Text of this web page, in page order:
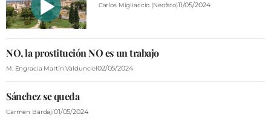
Carlos Migliaccio (Neofato)11/05/2024
NO, la prostitución NO es un trabajo
M. Engracia Martín Valdunciel02/05/2024
Sánchez se queda
Carmen Bardají01/05/2024